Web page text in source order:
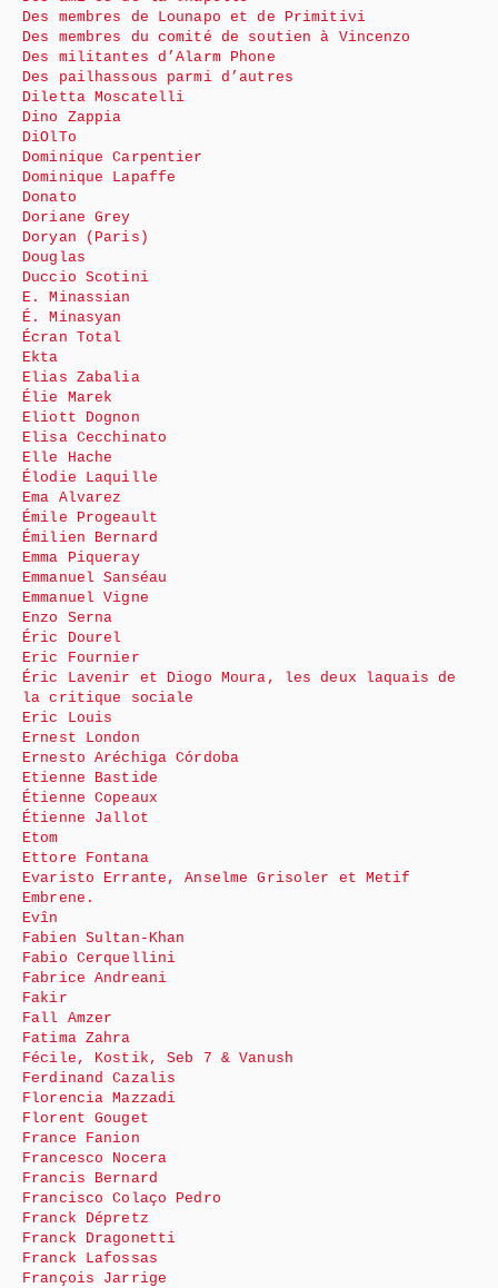
Des membres de Lounapo et de Primitivi
Des membres du comité de soutien à Vincenzo
Des militantes d’Alarm Phone
Des pailhassous parmi d’autres
Diletta Moscatelli
Dino Zappia
DiOlTo
Dominique Carpentier
Dominique Lapaffe
Donato
Doriane Grey
Doryan (Paris)
Douglas
Duccio Scotini
E. Minassian
É. Minasyan
Écran Total
Ekta
Elias Zabalia
Élie Marek
Eliott Dognon
Elisa Cecchinato
Elle Hache
Élodie Laquille
Ema Alvarez
Émile Progeault
Émilien Bernard
Emma Piqueray
Emmanuel Sanséau
Emmanuel Vigne
Enzo Serna
Éric Dourel
Eric Fournier
Éric Lavenir et Diogo Moura, les deux laquais de
la critique sociale
Eric Louis
Ernest London
Ernesto Aréchiga Córdoba
Etienne Bastide
Étienne Copeaux
Étienne Jallot
Etom
Ettore Fontana
Evaristo Errante, Anselme Grisoler et Metif
Embrene.
Evîn
Fabien Sultan-Khan
Fabio Cerquellini
Fabrice Andreani
Fakir
Fall Amzer
Fatima Zahra
Fécile, Kostik, Seb 7 & Vanush
Ferdinand Cazalis
Florencia Mazzadi
Florent Gouget
France Fanion
Francesco Nocera
Francis Bernard
Francisco Colaço Pedro
Franck Dépretz
Franck Dragonetti
Franck Lafossas
François Jarrige